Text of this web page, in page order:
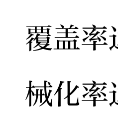
覆盖
械化